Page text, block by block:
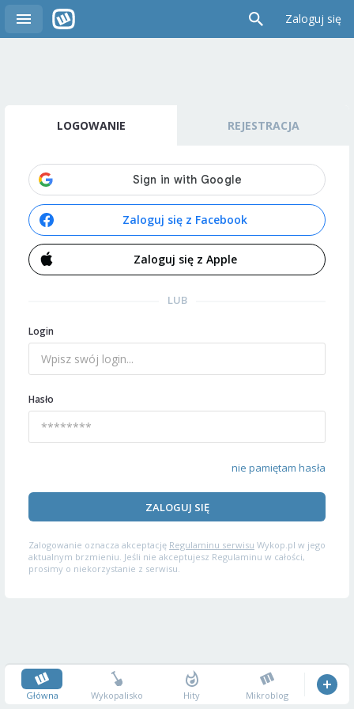
Zaloguj się
LOGOWANIE REJESTRACJA
Zaloguj się z Facebook
Zaloguj się z Apple
LUB
Login
Hasło
nie pamiętam hasła
ZALOGUJ SIĘ
Zalogowanie oznacza akceptację Regulaminu serwisu Wykop.pl w jego
aktualnym brzmieniu. Jeśli nie akceptujesz Regulaminu w całości,
prosimy o niekorzystanie z serwisu.
Główna Wykopalisko Hity Mikroblog